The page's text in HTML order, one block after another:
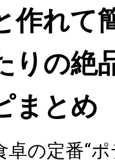
作れて
りの絶
まとめ
卓の定番“